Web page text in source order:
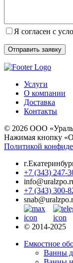
Я согласен с
Услуги
О компании
Доставка
Контакты
© 2026 ООО
Нажимая кнопку
Политикой
+7 (343) 247-
+7 (343) 300-
© 2014-2025
Емкостное
Ванны